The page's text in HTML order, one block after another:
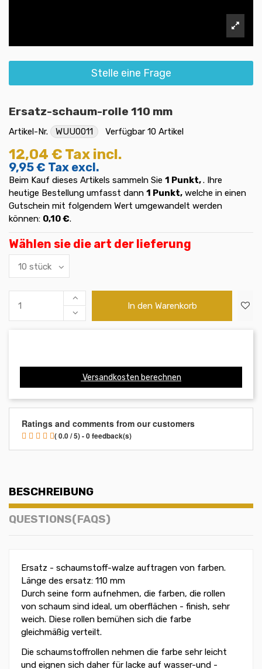
Stelle eine Frage
Ersatz-schaum-rolle 110 mm
Artikel-Nr. WUU0011 Verfügbar 10 Artikel
12,04 € Tax incl.
9,95 € Tax excl.
Beim Kauf dieses Artikels sammeln Sie 1 Punkt,. Ihre
heutige Bestellung umfasst dann 1 Punkt, welche in einen
Gutschein mit folgendem Wert umgewandelt werden
können: 0,10 €.
Wählen sie die art der lieferung
In den Warenkorb
Versandkosten berechnen
Ratings and comments from our customers
( 0.0 / 5) - 0 feedback(s)
BESCHREIBUNG
QUESTIONS(FAQS)
Ersatz - schaumstoff-walze auftragen von farben.
Länge des ersatz: 110 mm
Durch seine form aufnehmen, die farben, die rollen
von schaum sind ideal, um oberflächen - finish, sehr
weich. Diese rollen bemühen sich die farbe
gleichmäßig verteilt.
Die schaumstoffrollen nehmen die farbe sehr leicht
und eignen sich daher für lacke auf wasser-und -